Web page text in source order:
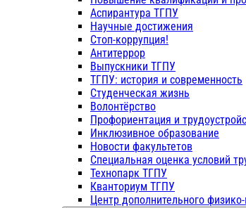
Аспирантура ТГПУ
Научные достижения
Стоп-коррупция!
Антитеррор
Выпускники ТГПУ
ТГПУ: история и современность
Студенческая жизнь
Волонтёрство
Профориентация и
Инклюзивное образование
Новости факультетов
Специальная оценка условий
Технопарк ТГПУ
Кванториум ТГПУ
Центр дополнительного